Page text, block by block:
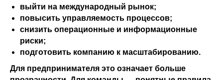
выйти на международный рынок;
повысить управляемость процессов;
снизить операционные и информационные
риски;
подготовить компанию к масштабированию.
Для предпринимателя это означает больше